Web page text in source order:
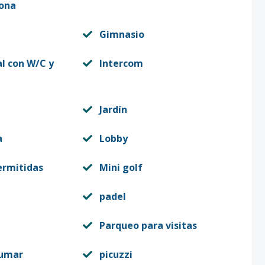
Gimnasio
con W/C y Intercom
Jardín
Lobby
Mini golf
padel
Parqueo para visitas
picuzzi